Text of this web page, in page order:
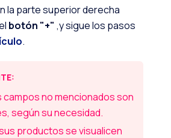
la parte superior derecha
botón "+" ,y sigue los pasos
.
campos no mencionados son
según su necesidad.
productos se visualicen